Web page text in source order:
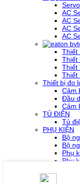
AC
AC
AC
AC
Thiết
Thiết
Thiết
Thiết
Thiết bị đo
Cảm
Đầu
Cảm
TỦ ĐIỆN
Tủ
PHỤ KIỆN
Bộ
Bộ
Phụ
Phụ
Phụ